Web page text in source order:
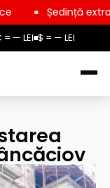
= — LEI $ = — LEI
extraordinară la